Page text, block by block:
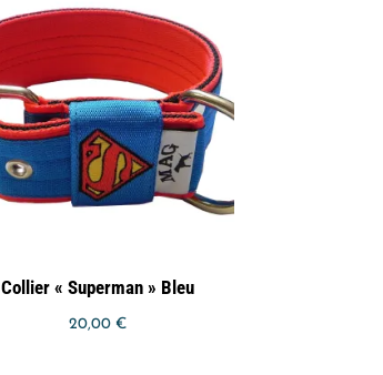
Collier « Superman » Bleu
20,00€